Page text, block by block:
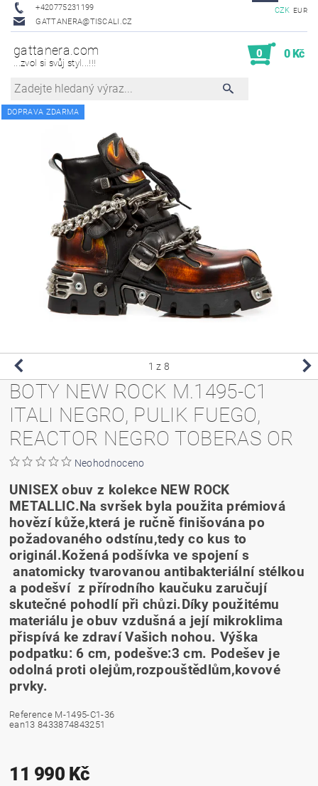
+420775231199
GATTANERA@TISCALI.CZ
CZK EUR
gattanera.com
...zvol si svůj styl...!!!
0 0 Kč
DOPRAVA ZDARMA
1 z 8
BOTY NEW ROCK M.1495-C1
ITALI NEGRO, PULIK FUEGO,
REACTOR NEGRO TOBERAS OR
Neohodnoceno
UNISEX obuv z kolekce NEW ROCK
METALLIC.Na svršek byla použita prémiová
hovězí kůže,která je ručně finišována po
požadovaného odstínu,tedy co kus to
originál.Kožená podšívka ve spojení s
anatomicky tvarovanou antibakteriální stélkou
a podešví z přírodního kaučuku zaručují
skutečné pohodlí při chůzi.Díky použitému
materiálu je obuv vzdušná a její mikroklima
přispívá ke zdraví Vašich nohou. Výška
podpatku: 6 cm, podešve:3 cm. Podešev je
odolná proti olejům,rozpouštědlům,kovové
prvky.
Reference M-1495-C1-36
ean13 8433874843251
11 990 Kč